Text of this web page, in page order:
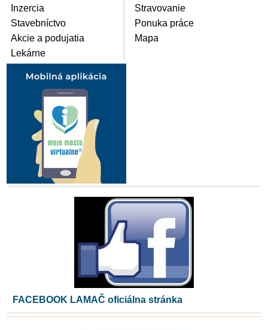
Inzercia
Stavebníctvo
Akcie a podujatia
Lekárne
Stravovanie
Ponuka práce
Mapa
FACEBOOK LAMAČ oficiálna stránka